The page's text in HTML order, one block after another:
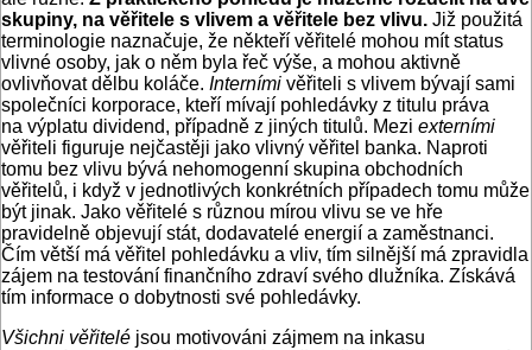
skupiny, na věřitele s vlivem a věřitele bez vlivu. Již použitá
terminologie naznačuje, že někteří věřitelé mohou mít status
vlivné osoby, jak o něm byla řeč výše, a mohou aktivně
ovlivňovat dělbu koláče. Interními věřiteli s vlivem bývají sami
společníci korporace, kteří mívají pohledávky z titulu práva
na výplatu dividend, případně z jiných titulů. Mezi externími
věřiteli figuruje nejčastěji jako vlivný věřitel banka. Naproti
tomu bez vlivu bývá nehomogenní skupina obchodních
věřitelů, i když v jednotlivých konkrétních případech tomu může
být jinak. Jako věřitelé s různou mírou vlivu se ve hře
pravidelně objevují stát, dodavatelé energií a zaměstnanci.
Čím větší má věřitel pohledávku a vliv, tím silnější má zpravidla
zájem na testování finančního zdraví svého dlužníka. Získává
tím informace o dobytnosti své pohledávky.
Všichni věřitelé jsou motivováni zájmem na inkasu